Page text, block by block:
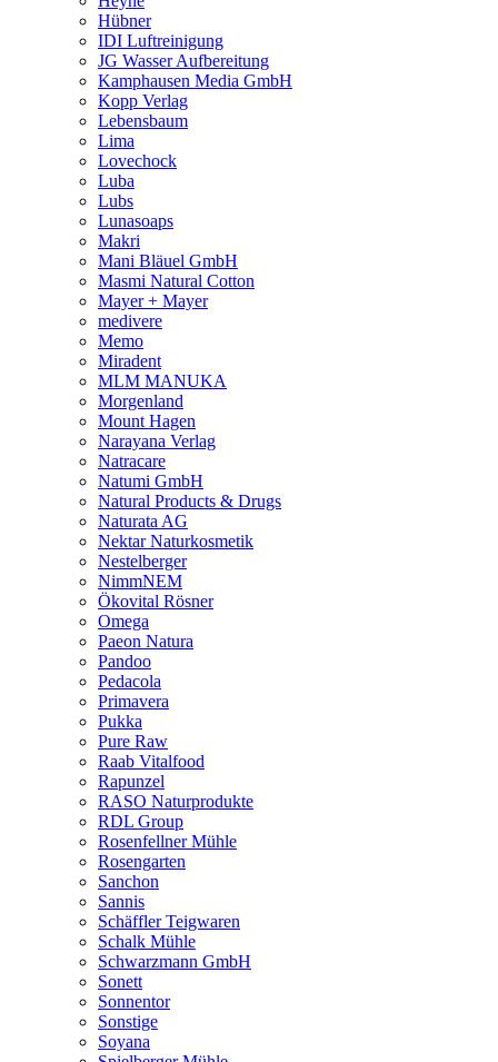
Hübner
IDI Luftreinigung
JG Wasser Aufbereitung
Kamphausen Media GmbH
Kopp Verlag
Lebensbaum
Lima
Lovechock
Luba
Lubs
Lunasoaps
Makri
Mani Bläuel GmbH
Masmi Natural Cotton
Mayer + Mayer
medivere
Memo
Miradent
MLM MANUKA
Morgenland
Mount Hagen
Narayana Verlag
Natracare
Natumi GmbH
Natural Products & Drugs
Naturata AG
Nektar Naturkosmetik
Nestelberger
NimmNEM
Ökovital Rösner
Omega
Paeon Natura
Pandoo
Pedacola
Primavera
Pukka
Pure Raw
Raab Vitalfood
Rapunzel
RASO Naturprodukte
RDL Group
Rosenfellner Mühle
Rosengarten
Sanchon
Sannis
Schäffler Teigwaren
Schalk Mühle
Schwarzmann GmbH
Sonett
Sonnentor
Sonstige
Soyana